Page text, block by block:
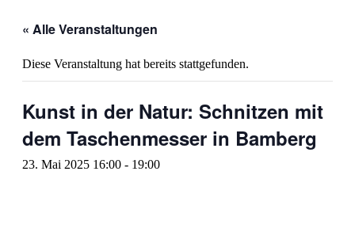
« Alle Veranstaltungen
Diese Veranstaltung hat bereits stattgefunden.
Kunst in der Natur: Schnitzen mit
dem Taschenmesser in Bamberg
23. Mai 2025 16:00 - 19:00